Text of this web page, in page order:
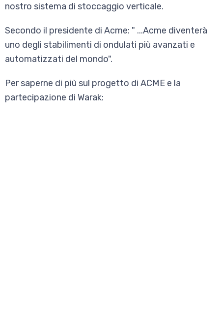
nostro sistema di stoccaggio verticale.
Secondo il presidente di Acme: " ...Acme diventerà
uno degli stabilimenti di ondulati più avanzati e
automatizzati del mondo".
Per saperne di più sul progetto di ACME e la
partecipazione di Warak: